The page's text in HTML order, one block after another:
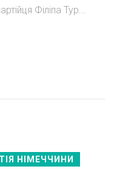
Філіпа Тур...
НІМЕЧЧИНИ